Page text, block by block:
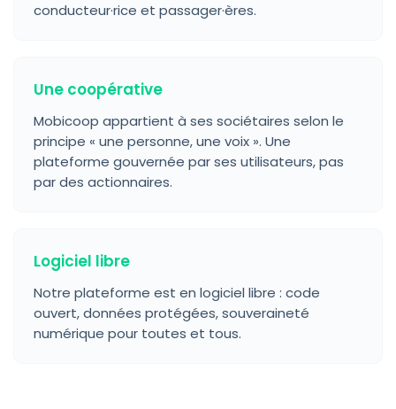
conducteur·rice et passager·ères.
Une coopérative
Mobicoop appartient à ses sociétaires selon le
principe « une personne, une voix ». Une
plateforme gouvernée par ses utilisateurs, pas
par des actionnaires.
Logiciel libre
Notre plateforme est en logiciel libre : code
ouvert, données protégées, souveraineté
numérique pour toutes et tous.